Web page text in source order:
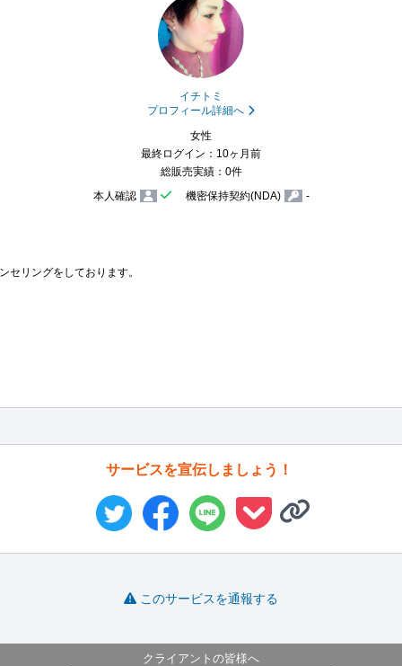
イチトミ
プロフィール詳細へ
女性
最終ログイン：10ヶ月前
総販売実績：0件
本人確認
機密保持契約(NDA) -
セリングをしております。
サービスを宣伝しましょう！
このサービスを通報する
クライアントの皆様へ